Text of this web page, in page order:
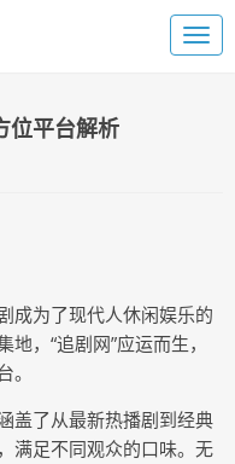
位平台解析
成为了现代人休闲娱乐的
，“追剧网”应运而生，
。
盖了从最新热播剧到经典
满足不同观众的口味。无